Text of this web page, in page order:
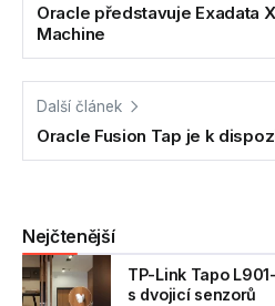
Oracle představuje Exadata
Machine
Další článek
Oracle Fusion Tap je k
Nejčtenější
TP-Link Tapo
s dvojicí senzorů